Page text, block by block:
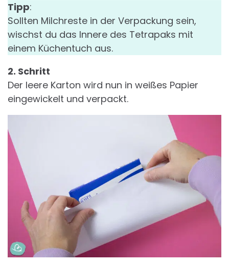
Tipp:
Sollten Milchreste in der Verpackung sein,
wischst du das Innere des Tetrapaks mit
einem Küchentuch aus.
2. Schritt
Der leere Karton wird nun in weißes Papier
eingewickelt und verpackt.